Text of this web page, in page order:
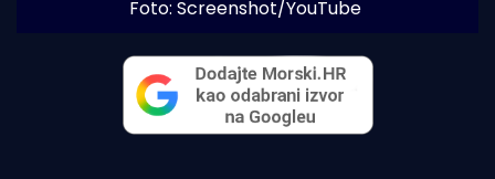
Foto: Screenshot/YouTube